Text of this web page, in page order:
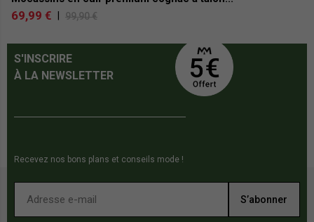
69,99 € | 99,90 €
S'INSCRIRE
À LA NEWSLETTER
Recevez nos bons plans et conseils mode !
S’abonner